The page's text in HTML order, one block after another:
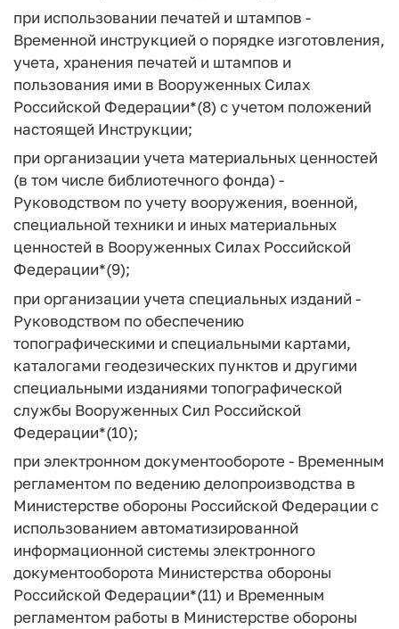
при использовании печатей и штампов -
Временной инструкцией о порядке изготовления,
учета, хранения печатей и штампов и
пользования ими в Вооруженных Силах
Российской Федерации*(8) с учетом положений
настоящей Инструкции;
при организации учета материальных ценностей
(в том числе библиотечного фонда) -
Руководством по учету вооружения, военной,
специальной техники и иных материальных
ценностей в Вооруженных Силах Российской
Федерации*(9);
при организации учета специальных изданий -
Руководством по обеспечению
топографическими и специальными картами,
каталогами геодезических пунктов и другими
специальными изданиями топографической
службы Вооруженных Сил Российской
Федерации*(10);
при электронном документообороте - Временным
регламентом по ведению делопроизводства в
Министерстве обороны Российской Федерации с
использованием автоматизированной
информационной системы электронного
документооборота Министерства обороны
Российской Федерации*(11) и Временным
регламентом работы в Министерстве обороны